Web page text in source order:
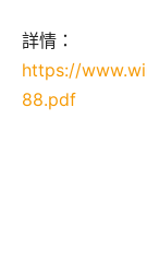
詳情：
https://
88.pdf